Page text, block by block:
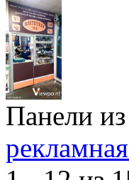
Панели из
рекламная